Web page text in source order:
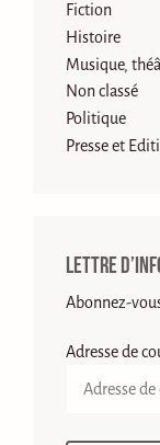
Fiction
Histoire
Musique,
Non classé
Politique
Presse et
Lettre
Abonnez-
Adresse de